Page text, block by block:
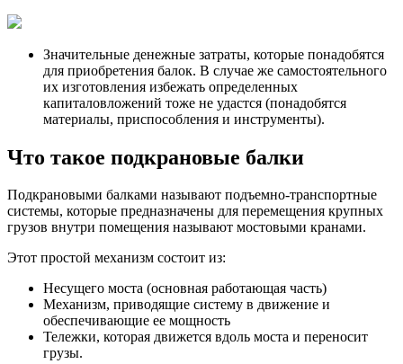
Значительные денежные затраты, которые понадобятся
для приобретения балок. В случае же самостоятельного
их изготовления избежать определенных
капиталовложений тоже не удастся (понадобятся
материалы, приспособления и инструменты).
Что такое подкрановые балки
Подкрановыми балками называют подъемно-транспортные
системы, которые предназначены для перемещения крупных
грузов внутри помещения называют мостовыми кранами.
Этот простой механизм состоит из:
Несущего моста (основная работающая часть)
Механизм, приводящие систему в движение и
обеспечивающие ее мощность
Тележки, которая движется вдоль моста и переносит
грузы.